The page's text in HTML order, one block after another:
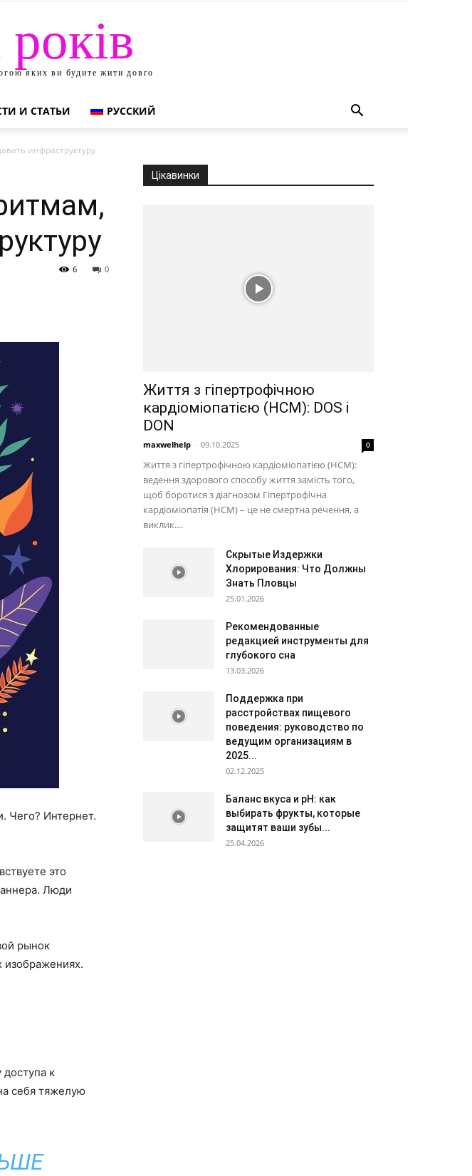
яких ви будите жити довго
И СТАТЬИ РУССКИЙ
инфраструктуру
0
6
Чего? Интернет.
это
Люди
рынок
изображениях.
к
себя тяжелую
Цікавинки
Життя з гіпертрофічною
кардіоміопатією (HCM): DOS і
DON
maxwelhelp - 09.10.2025 0
Життя з гіпертрофічною кардіоміопатією (HCM):
ведення здорового способу життя замість того,
щоб боротися з діагнозом Гіпертрофічна
кардіоміопатія (HCM) – це не смертна речення, а
виклик....
Скрытые Издержки
Хлорирования: Что Должны
Знать Пловцы
25.01.2026
Рекомендованные
редакцией инструменты для
глубокого сна
13.03.2026
Поддержка при
расстройствах пищевого
поведения: руководство по
ведущим организациям в
2025...
02.12.2025
Баланс вкуса и pH: как
выбирать фрукты, которые
защитят ваши зубы...
25.04.2026